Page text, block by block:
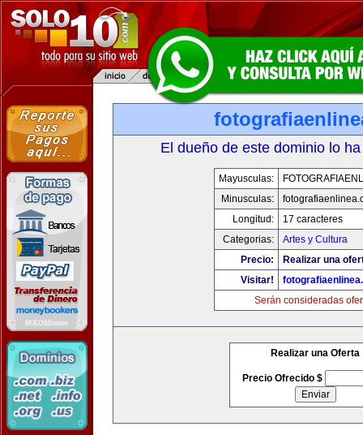
El dueño de este dominio lo
Mayusculas:
Minusculas:
Longitud:
17 caracteres
Categorias:
Artes y Cultura
Precio:
Realizar una
Visitar!
Serán consideradas
Realizar una Oferta
Precio Ofrecido $